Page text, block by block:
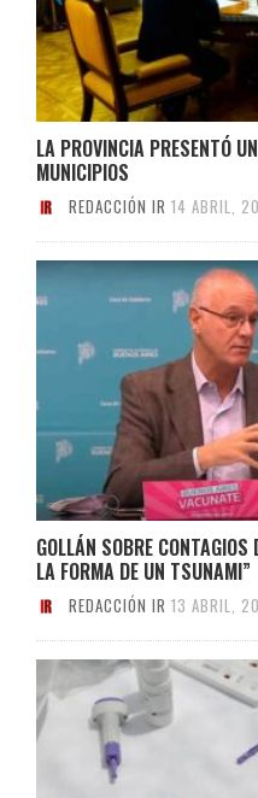
LA PROVINCIA PRESENTÓ
MUNICIPIOS
REDACCIÓN IR 14 ABRIL,
GOLLÁN SOBRE
LA FORMA DE UN TSUNAMI”
REDACCIÓN IR 13 ABRIL,